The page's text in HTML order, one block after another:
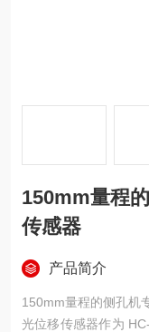
150mm量程
传感器
产品简介
150mm量程的侧孔机
光位移传感器作为